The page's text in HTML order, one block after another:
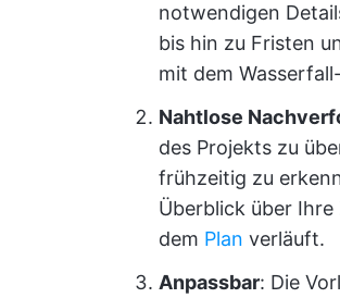
notwendigen
bis hin zu Fristen
mit dem
Nahtlose
des Projekts zu
frühzeitig zu
Überblick über
dem Plan verläuft.
Anpassbar: Die